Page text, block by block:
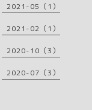
2021-05（1）
2021-02（1）
2020-10（3）
2020-07（3）